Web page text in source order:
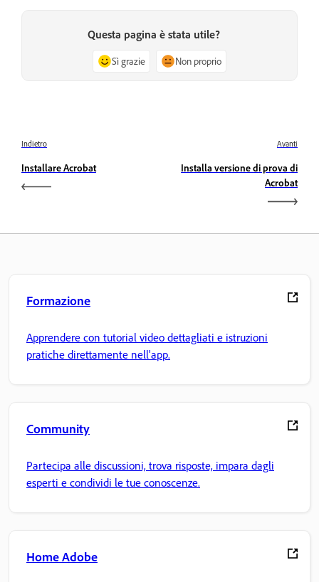
Questa pagina è stata utile?
Sì grazie Non proprio
Indietro
Installare Acrobat
Avanti
Installa versione di prova di
Acrobat
Formazione
Apprendere con tutorial video dettagliati e istruzioni
pratiche direttamente nell'app.
Community
Partecipa alle discussioni, trova risposte, impara dagli
esperti e condividi le tue conoscenze.
Home Adobe